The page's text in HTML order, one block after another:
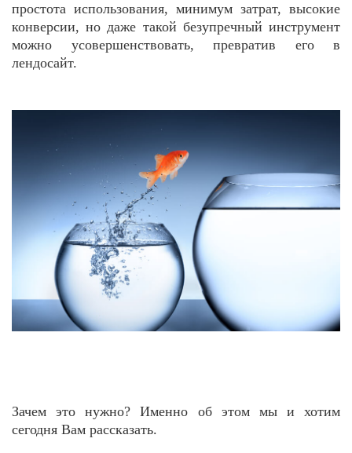
простота использования, минимум затрат, высокие
конверсии, но даже такой безупречный инструмент
можно усовершенствовать, превратив его в
лендосайт.
Зачем это нужно? Именно об этом мы и хотим
сегодня Вам рассказать.